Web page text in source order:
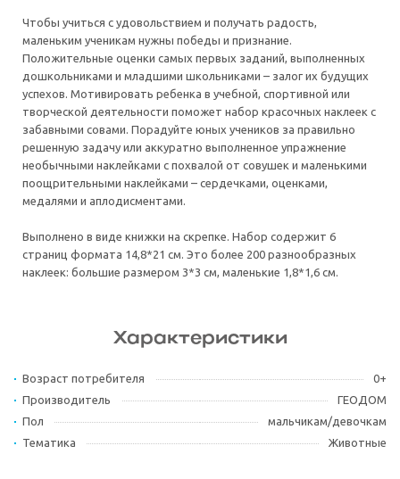
Чтобы учиться с удовольствием и получать радость,
маленьким ученикам нужны победы и признание.
Положительные оценки самых первых заданий, выполненных
дошкольниками и младшими школьниками – залог их будущих
успехов. Мотивировать ребенка в учебной, спортивной или
творческой деятельности поможет набор красочных наклеек с
забавными совами. Порадуйте юных учеников за правильно
решенную задачу или аккуратно выполненное упражнение
необычными наклейками с похвалой от совушек и маленькими
поощрительными наклейками – сердечками, оценками,
медалями и аплодисментами.
Выполнено в виде книжки на скрепке. Набор содержит 6
страниц формата 14,8*21 см. Это более 200 разнообразных
наклеек: большие размером 3*3 см, маленькие 1,8*1,6 см.
Характеристики
Возраст потребителя
0+
Производитель
ГЕОДОМ
Пол
мальчикам/девочкам
Тематика
Животные